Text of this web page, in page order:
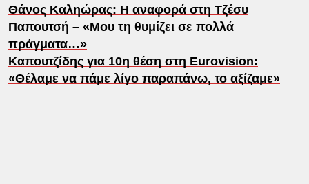
Θάνος Καληώρας: Η αναφορά στη Τζέσυ
Παπουτσή – «Μου τη θυμίζει σε πολλά
πράγματα…»
Καπουτζίδης για 10η θέση στη Eurovision:
«Θέλαμε να πάμε λίγο παραπάνω, το αξίζαμε»